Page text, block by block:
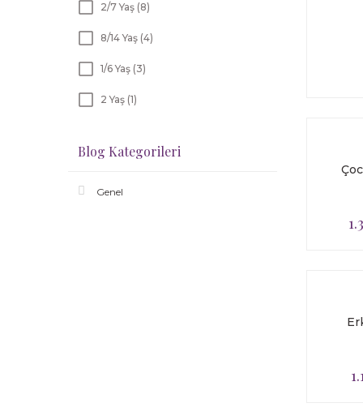
2/7 Yaş (8)
8/14 Yaş (4)
1/6 Yaş (3)
2 Yaş (1)
Blog Kategorileri
Genel